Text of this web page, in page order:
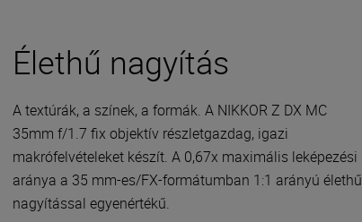
Élethű nagyítás
A textúrák, a színek, a formák. A NIKKOR Z DX MC
35mm f/1.7 fix objektív részletgazdag, igazi
makrófelvételeket készít. A 0,67x maximális leképezési
aránya a 35 mm-es/FX-formátumban 1:1 arányú élethű
nagyítással egyenértékű.